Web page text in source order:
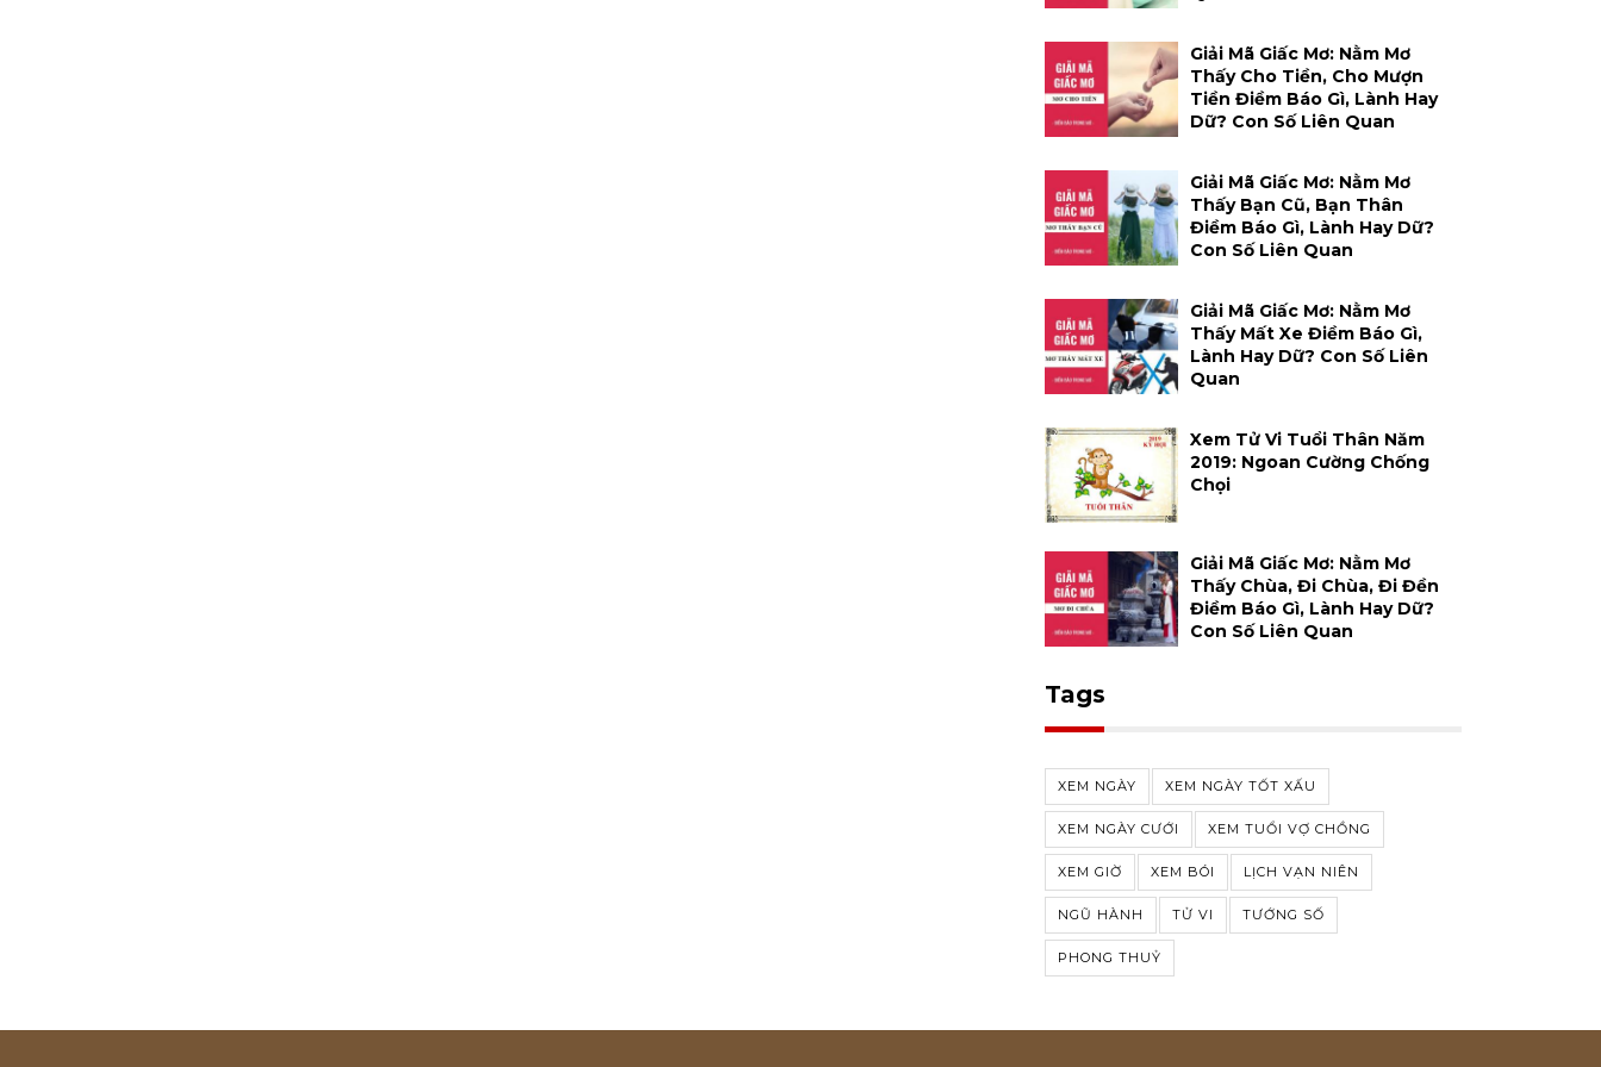
Giải Mã Giấc Mơ: Nằm Mơ
Thấy Cho Tiền, Cho Mượn
Tiền Điềm Báo Gì, Lành Hay
Dữ? Con Số Liên Quan
Giải Mã Giấc Mơ: Nằm Mơ
Thấy Bạn Cũ, Bạn Thân
Điềm Báo Gì, Lành Hay Dữ?
Con Số Liên Quan
Giải Mã Giấc Mơ: Nằm Mơ
Thấy Mất Xe Điềm Báo Gì,
Lành Hay Dữ? Con Số Liên
Quan
Xem Tử Vi Tuổi Thân Năm
2019: Ngoan Cường Chống
Chọi
Giải Mã Giấc Mơ: Nằm Mơ
Thấy Chùa, Đi Chùa, Đi Đền
Điềm Báo Gì, Lành Hay Dữ?
Con Số Liên Quan
Tags
XEM NGÀY XEM NGÀY TỐT XẤU
XEM NGÀY CƯỚI XEM TUỔI VỢ CHỒNG
XEM GIỜ XEM BÓI LỊCH VẠN NIÊN
NGŨ HÀNH TỬ VI TƯỚNG SỐ
PHONG THUỶ